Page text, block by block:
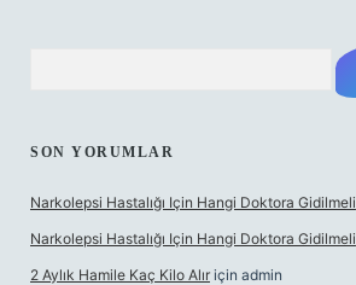
SON YORUMLAR
Narkolepsi Hastalığı Için Hangi Doktora Gidilmeli
Narkolepsi Hastalığı Için Hangi Doktora Gidilmeli
2 Aylık Hamile Kaç Kilo Alır için admin